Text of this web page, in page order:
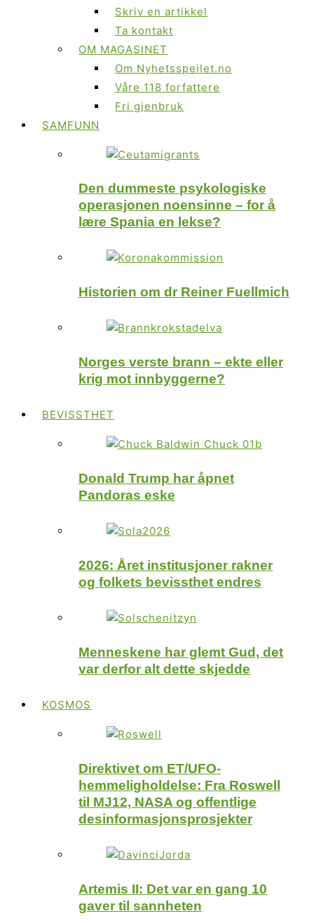
Skriv en artikkel
Ta kontakt
OM MAGASINET
Om Nyhetsspeilet.no
Våre 118 forfattere
Fri gjenbruk
SAMFUNN
Den dummeste psykologiske
operasjonen noensinne – for å
lære Spania en lekse?
Historien om dr Reiner Fuellmich
Norges verste brann – ekte eller
krig mot innbyggerne?
BEVISSTHET
Donald Trump har åpnet
Pandoras eske
2026: Året institusjoner rakner
og folkets bevissthet endres
Menneskene har glemt Gud, det
var derfor alt dette skjedde
KOSMOS
Direktivet om ET/UFO-
hemmeligholdelse: Fra Roswell
til MJ12, NASA og offentlige
desinformasjonsprosjekter
Artemis II: Det var en gang 10
gaver til sannheten